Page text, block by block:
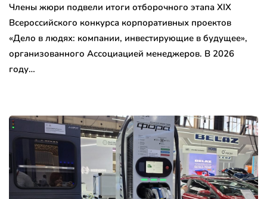
Члены жюри подвели итоги отборочного этапа XIX
Всероссийского конкурса корпоративных проектов
«Дело в людях: компании, инвестирующие в будущее»,
организованного Ассоциацией менеджеров. В 2026
году…